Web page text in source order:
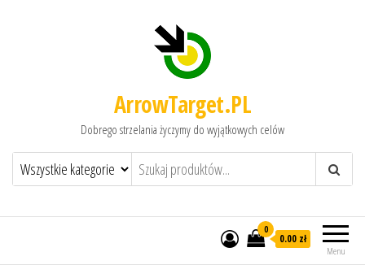
ArrowTarget.PL
Dobrego strzelania życzymy do wyjątkowych celów
Menu
0
0.00 zł